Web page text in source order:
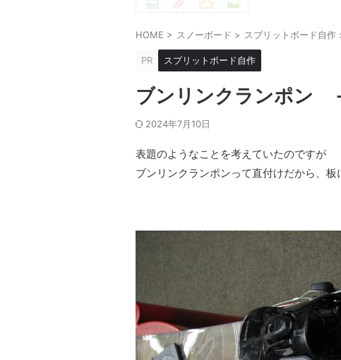
HOME > スノーボード > スプリットボード自作
PR スプリットボード自作
ブンリンクランポン
2024年7月10日
表題のようなことを考えていたのですが
ブンリンクランポンって直付けだから、板